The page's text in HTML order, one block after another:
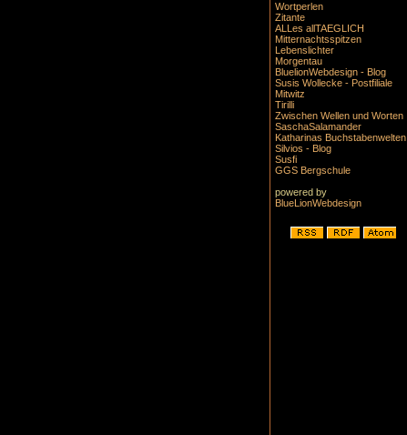
Wortperlen
Zitante
ALLes allTAEGLICH
Mitternachtsspitzen
Lebenslichter
Morgentau
BluelionWebdesign - Blog
Susis Wollecke - Postfiliale
Mitwitz
Tirilli
Zwischen Wellen und Worten
SaschaSalamander
Katharinas Buchstabenwelten
Silvios - Blog
Susfi
GGS Bergschule
powered by
BlueLionWebdesign